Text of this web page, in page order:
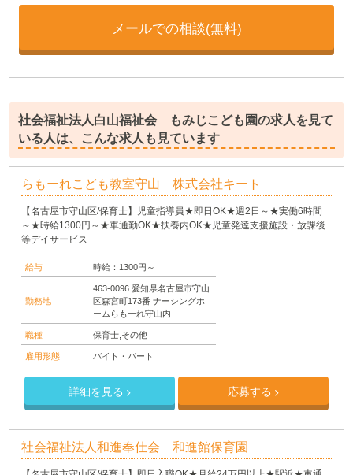
メールでの相談(無料)
社会福祉法人白山福祉会 もみじこども園の求人を見て
いる人は、こんな求人も見ています
らもーれこども教室守山 株式会社キート
【名古屋市守山区/保育士】児童指導員★即日OK★週2日～★実働6時間
～★時給1300円～★車通勤OK★扶養内OK★児童発達支援施設・放課後
等デイサービス
給与 時給：1300円～
勤務地
463-0096 愛知県名古屋市守山
区森宮町173番 ナーシングホ
ームらもーれ守山内
職種 保育士,その他
雇用形態 バイト・パート
詳細を見る 応募する
社会福祉法人和進奉仕会 和進館保育園